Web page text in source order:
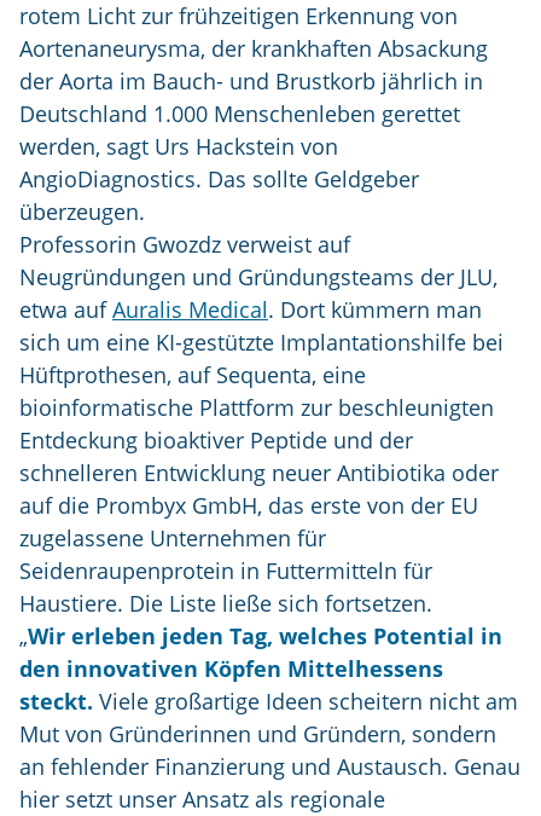
rotem Licht zur frühzeitigen Erkennung von
Aortenaneurysma, der krankhaften Absackung
der Aorta im Bauch- und Brustkorb jährlich in
Deutschland 1.000 Menschenleben gerettet
werden, sagt Urs Hackstein von
AngioDiagnostics. Das sollte Geldgeber
überzeugen.
Professorin Gwozdz verweist auf
Neugründungen und Gründungsteams der JLU,
etwa aufAuralis Medical. Dort kümmern man
sich um eine KI-gestützte Implantationshilfe bei
Hüftprothesen, auf Sequenta, eine
bioinformatische Plattform zur beschleunigten
Entdeckung bioaktiver Peptide und der
schnelleren Entwicklung neuer Antibiotika oder
auf die Prombyx GmbH, das erste von der EU
zugelassene Unternehmen für
Seidenraupenprotein in Futtermitteln für
Haustiere. Die Liste ließe sich fortsetzen.
„Wir erleben jeden Tag, welches Potential in
den innovativen Köpfen Mittelhessens
steckt. Viele großartige Ideen scheitern nicht am
Mut von Gründerinnen und Gründern, sondern
an fehlender Finanzierung und Austausch. Genau
hier setzt unser Ansatz als regionale